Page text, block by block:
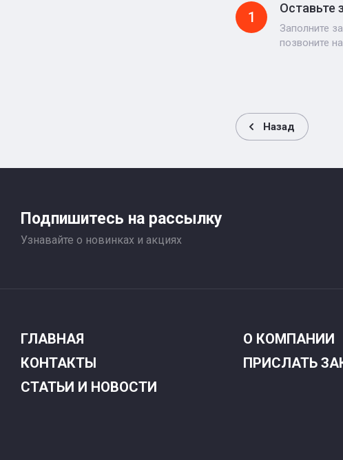
1
Оставьте
Заполните
позвоните
Назад
Подпишитесь на рассылку
Узнавайте о новинках и акциях
ГЛАВНАЯ О КОМПАНИИ
КОНТАКТЫ
ПРИСЛАТЬ
СТАТЬИ И НОВОСТИ